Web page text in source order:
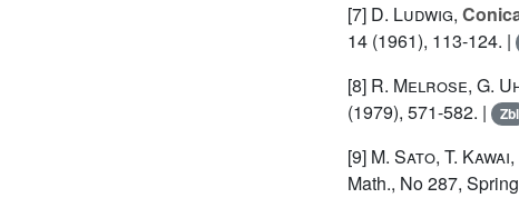
[7] D. Ludwig,
14 (1961), 113-124. |
[8] R. Melrose, G.
(1979), 571-582. |
Zbl
[9] M. Sato, T. Kawai,
Math., No 287,